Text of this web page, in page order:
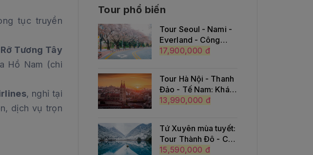
tục truyền
Tương Tây
Hồ Nam (chi
, nghỉ tại
dịch vụ trọn
Tour phổ biến
Tour Seoul - Nami -
Everland - Công
viên Yeouido - Rừng
17,900,000 đ
Tour Hà Nội - Thanh
Đảo - Tế Nam: Khám
phá Thụy Sĩ của
13,990,000 đ
Tứ Xuyên mùa tuyết:
Tour Thành Đô - Cửu
Trại Câu - Trượt
15,590,000 đ